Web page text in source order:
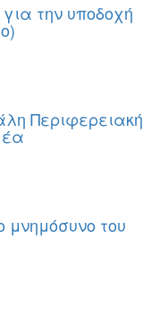
την υποδοχή
Περιφερειακή
μνημόσυνο του